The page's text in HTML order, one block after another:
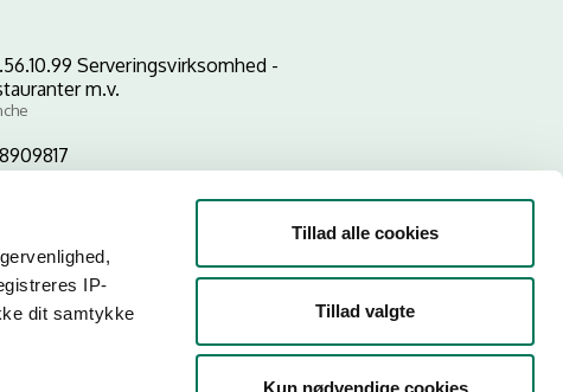
IP-
dit samtykke
Tillad alle cookies
Tillad valgte
Kun nødvendige cookies
Serveringsvirksomhed -
m.v.